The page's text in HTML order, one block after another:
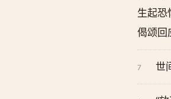
生起恐
偈颂回
7 世